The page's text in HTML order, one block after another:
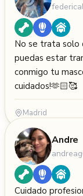
No se trata solo
puedas estar
conmigo tu
cuidados!🫶🏻🥰
Madrid
Andre
Cuidado